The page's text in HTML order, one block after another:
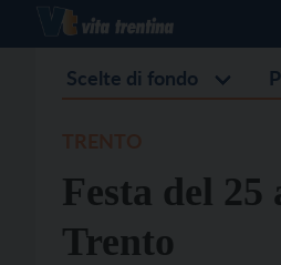
Scelte di fondo
Festa del
Trento